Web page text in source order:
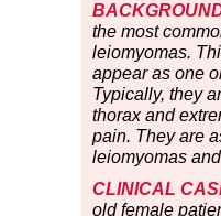
the most
leiomyomas.
appear as one
Typically, they
thorax and
pain. They are
leiomyomas
CLINICAL
old female